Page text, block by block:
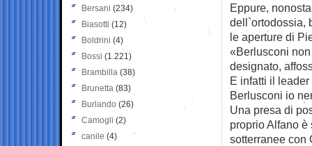
Eppure,
dell`ortodossia,
le aperture di
«Berlusconi
designato,
E infatti il
Berlusconi io
Una presa di
proprio Alfano
sotterranee con
Bersani (234)
Biasotti (12)
Boldrini (4)
Bossi (1.221)
Brambilla (38)
Brunetta (83)
Burlando (26)
Camogli (2)
canile (4)